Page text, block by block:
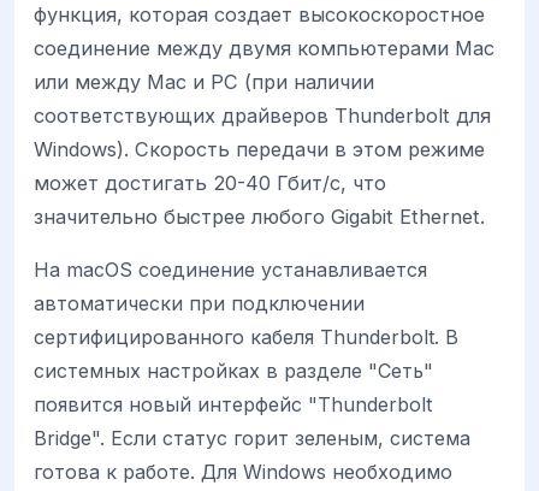
функция, которая создает высокоскоростное
соединение между двумя компьютерами Mac
или между Mac и PC (при наличии
соответствующих драйверов Thunderbolt для
Windows). Скорость передачи в этом режиме
может достигать 20-40 Гбит/с, что
значительно быстрее любого Gigabit Ethernet.
На macOS соединение устанавливается
автоматически при подключении
сертифицированного кабеля Thunderbolt. В
системных настройках в разделе "Сеть"
появится новый интерфейс "Thunderbolt
Bridge". Если статус горит зеленым, система
готова к работе. Для Windows необходимо